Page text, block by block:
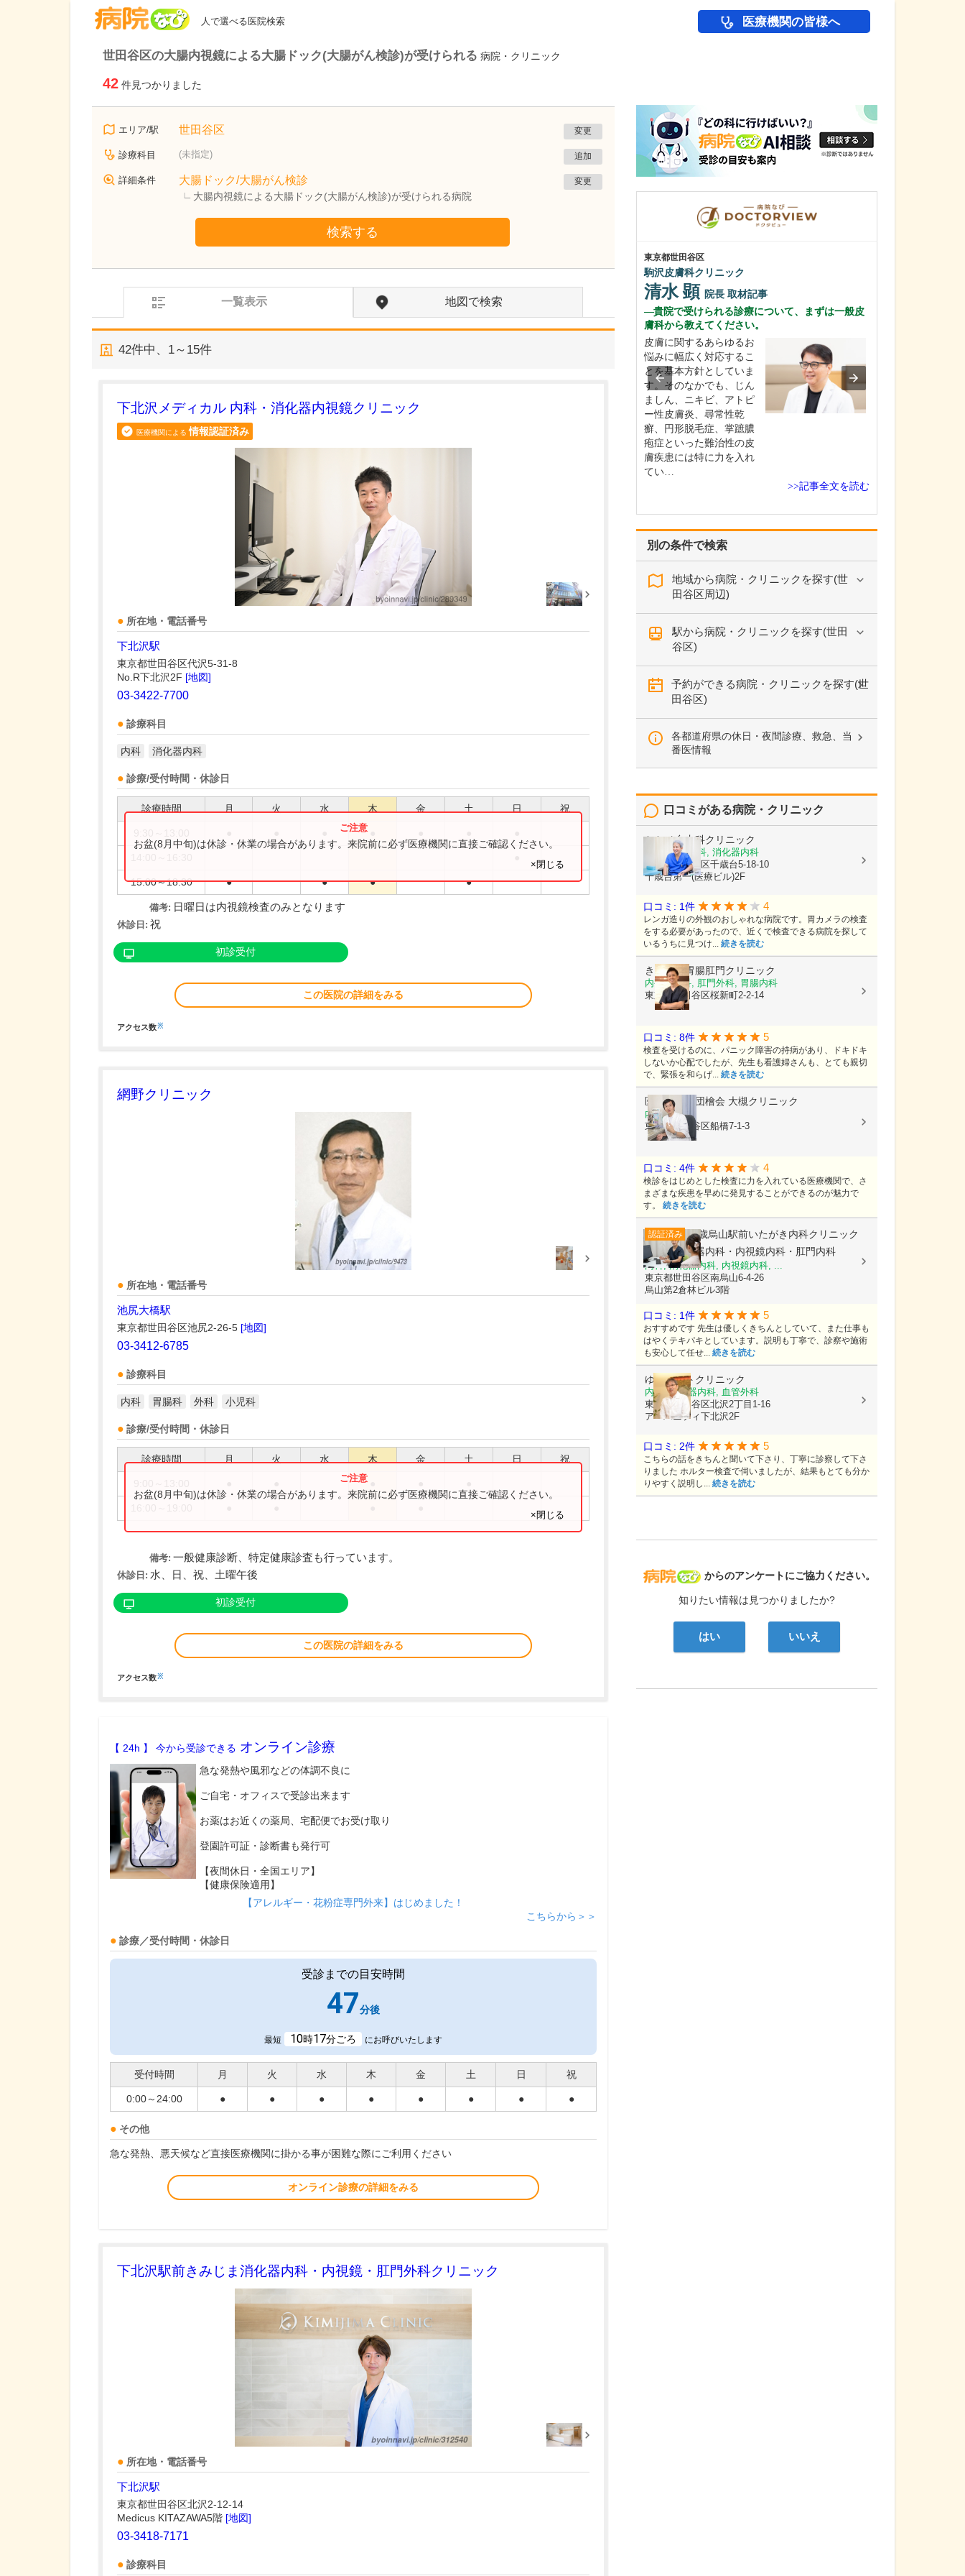
人で選べる医院検索 医療機関の皆様へ
世田谷区の大腸内視鏡による大腸ドック(大腸がん検診)が受けられる 病院・クリニック
42 件見つかりました
エリア/駅 世田谷区 変更
診療科目 (未指定) 追加
詳細条件 大腸ドック/大腸がん検診
大腸内視鏡による大腸ドック(大腸がん検診)が受けられる病院
変更
検索する
一覧表示 地図で検索
42件中、 1～15件
下北沢メディカル 内科・消化器内視鏡クリニック
医療機関による 情報認証済み
所在地・電話番号
下北沢駅
東京都世田谷区代沢5-31-8
No.R下北沢2F [地図]
03-3422-7700
診療科目
内科 消化器内科
診療/受付時間・休診日
診療時間 月 火 水 木 金 土 日 祝
15:00～18:30 ● ● ● ●
お盆(8月中旬)は休診・休業の場合があります。来院前に必ず医療機関に直接ご確認ください。
×閉じる
備考: 日曜日は内視鏡検査のみとなります
休診日: 祝
初診受付
この医院の詳細をみる
アクセス数※
網野クリニック
所在地・電話番号
池尻大橋駅
東京都世田谷区池尻2-26-5 [地図]
03-3412-6785
診療科目
内科 胃腸科 外科 小児科
診療/受付時間・休診日
診療時間 月 火 水 木 金 土 日 祝
お盆(8月中旬)は休診・休業の場合があります。来院前に必ず医療機関に直接ご確認ください。
×閉じる
備考: 一般健康診断、特定健康診査も行っています。
休診日: 水、日、祝、土曜午後
初診受付
この医院の詳細をみる
アクセス数※
【 24h 】 今から受診できる オンライン診療
急な発熱や風邪などの体調不良に
ご自宅・オフィスで受診出来ます
お薬はお近くの薬局、宅配便でお受け取り
登園許可証・診断書も発行可
【夜間休日・全国エリア】
【健康保険適用】
【アレルギー・花粉症専門外来】はじめました！
こちらから＞＞
診療／受付時間・休診日
受診までの目安時間
47分後
最短 10時17分ごろ にお呼びいたします
受付時間 月 火 水 木 金 土 日 祝
0:00～24:00 ● ● ● ● ● ● ● ●
その他
急な発熱、悪天候など直接医療機関に掛かる事が困難な際にご利用ください
オンライン診療の詳細をみる
下北沢駅前きみじま消化器内科・内視鏡・肛門外科クリニック
所在地・電話番号
下北沢駅
東京都世田谷区北沢2-12-14
Medicus KITAZAWA5階 [地図]
03-3418-7171
診療科目
別の条件で検索
地域から病院・クリニックを探す(世
田谷区周辺)
駅から病院・クリニックを探す(世田
谷区)
予約ができる病院・クリニックを探す(世
田谷区)
各都道府県の休日・夜間診療、救急、当
番医情報
病院なび
からのアンケートにご協力ください。
知りたい情報は見つかりましたか?
はい いいえ
口コミがある病院・クリニック
ちとせ台内科クリニック
内科, 胃腸内科, 消化器内科
東京都世田谷区千歳台5-18-10
千歳台第一(医療ビル)2F
口コミ: 1件 4
レンガ造りの外観のおしゃれな病院です。胃カメラの検査
をする必要があったので、近くで検査できる病院を探して
いるうちに見つけ... 続きを読む
きたやま胃腸肛門クリニック
内視鏡内科, 肛門外科, 胃腸内科
東京都世田谷区桜新町2-2-14
口コミ: 8件 5
検査を受けるのに、パニック障害の持病があり、ドキドキ
しないか心配でしたが、先生も看護婦さんも、とても親切
で、緊張を和らげ... 続きを読む
医療法人社団檜会 大槻クリニック
内科
東京都世田谷区船橋7-1-3
口コミ: 4件 4
検診をはじめとした検査に力を入れている医療機関で、さ
まざまな疾患を早めに発見することができるのが魅力で
す。 続きを読む
認証済み 千歳烏山駅前いたがき内科クリニック
内科・消化器内科・内視鏡内科・肛門内科
内科, 消化器内科, 内視鏡内科, ...
東京都世田谷区南烏山6-4-26
烏山第2倉林ビル3階
口コミ: 1件 5
おすすめです 先生は優しくきちんとしていて、また仕事も
はやくテキパキとしています。説明も丁寧で、診察や施術
も安心して任せ... 続きを読む
ゆうハートクリニック
内科, 循環器内科, 血管外科
東京都世田谷区北沢2丁目1-16
アーバニティ下北沢2F
口コミ: 2件 5
こちらの話をきちんと聞いて下さり、丁寧に診察して下さ
りました ホルター検査で伺いましたが、結果もとても分か
りやすく説明し... 続きを読む
東京都世田谷区
駒沢皮膚科クリニック
清水 顕 院長 取材記事
貴院で受けられる診療について、まずは一般皮
膚科から教えてください。
皮膚に関するあらゆるお
悩みに幅広く対応するこ
とを基本方針としていま
す。そのなかでも、じん
ましん、ニキビ、アトピ
ー性皮膚炎、尋常性乾
癬、円形脱毛症、掌蹠膿
疱症といった難治性の皮
膚疾患には特に力を入れ
てい…
>>記事全文を読む
品川ホヌクリニック
笠茂 明音 院長
笠茂 修平
貴院の名称「ホヌ」には、どのような想いが込
な存在として大切にされ
うに、私たちもこの地域